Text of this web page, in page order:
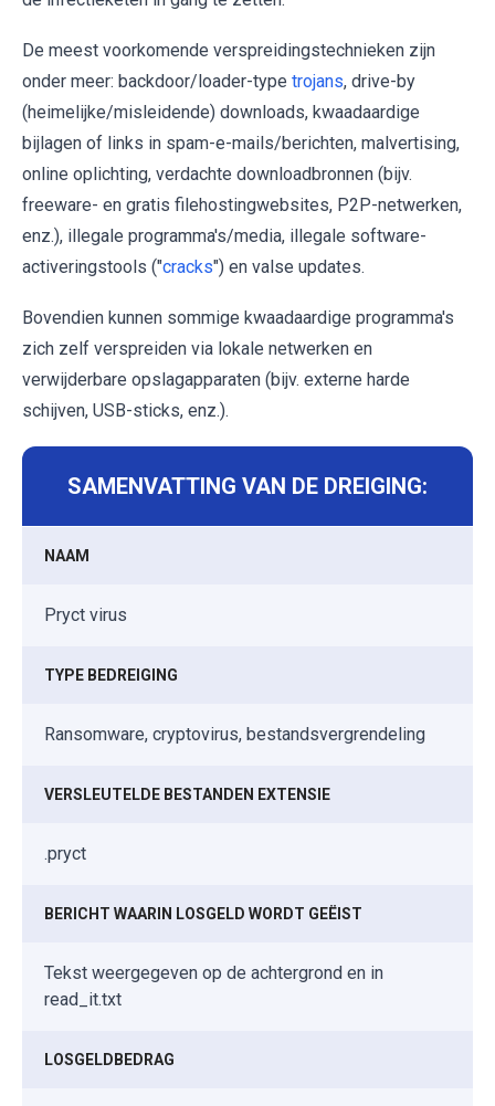
De meest voorkomende verspreidingstechnieken zijn
onder meer: backdoor/loader-type trojans, drive-by
(heimelijke/misleidende) downloads, kwaadaardige
bijlagen of links in spam-e-mails/berichten, malvertising,
online oplichting, verdachte downloadbronnen (bijv.
freeware- en gratis filehostingwebsites, P2P-netwerken,
enz.), illegale programma's/media, illegale software-
activeringstools ("cracks") en valse updates.
Bovendien kunnen sommige kwaadaardige programma's
zich zelf verspreiden via lokale netwerken en
verwijderbare opslagapparaten (bijv. externe harde
schijven, USB-sticks, enz.).
SAMENVATTING VAN DE DREIGING:
NAAM
Pryct virus
TYPE BEDREIGING
Ransomware, cryptovirus, bestandsvergrendeling
VERSLEUTELDE BESTANDEN EXTENSIE
.pryct
BERICHT WAARIN LOSGELD WORDT GEËIST
Tekst weergegeven op de achtergrond en in
read_it.txt
LOSGELDBEDRAG